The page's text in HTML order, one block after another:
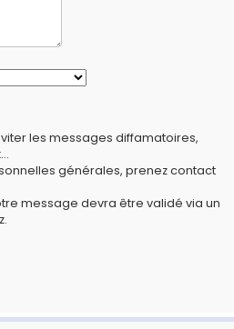
les messages diffamatoires,
générales, prenez contact
message devra être validé via un